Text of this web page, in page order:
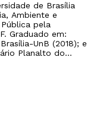
de Brasília
Ambiente e
pela
Graduado em:
UnB (2018); e
Planalto do